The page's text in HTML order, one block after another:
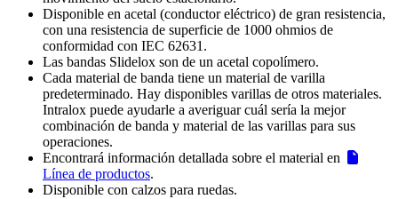
Disponible en acetal (conductor eléctrico) de gran resistencia,
con una resistencia de superficie de 1000 ohmios de
conformidad con IEC 62631.
Las bandas Slidelox son de un acetal copolímero.
Cada material de banda tiene un material de varilla
predeterminado. Hay disponibles varillas de otros materiales.
Intralox puede ayudarle a averiguar cuál sería la mejor
combinación de banda y material de las varillas para sus
operaciones.
Encontrará información detallada sobre el material en
Línea de productos.
Disponible con calzos para ruedas.